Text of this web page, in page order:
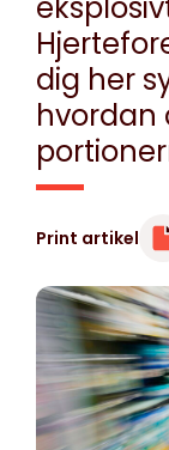
dig her
hvordan
Print artikel